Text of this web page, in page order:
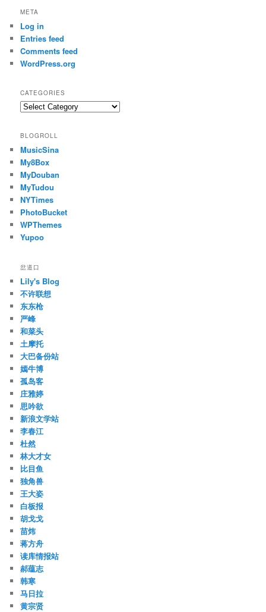
META
Log in
Entries feed
Comments feed
WordPress.org
CATEGORIES
Categories
BLOGROLL
MusicSina
My8Box
MyDouban
MyTudou
NYTimes
PhotoBucket
WPThemes
Yupoo
岔道口
Lily's Blog
不许联想
东东枪
严峰
和菜头
土摩托
大巴备份站
嫣牛博
孤岛客
庄雅婷
思吟欲
新浪文学站
李春江
杜然
林大才女
比目鱼
独角兽
王大姿
白板报
胡戈戈
苗炜
蒋方舟
读库情报站
郝蕴志
韩寒
马日拉
黄宗贤